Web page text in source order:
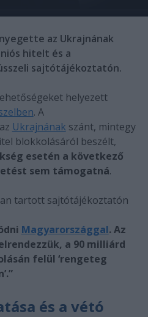
az Ukrajnának
hitelt és a
sajtótájékoztatón.
helyezett
. A
Ukrajnának szánt, mintegy
blokkolásáról beszélt,
esetén a következő
sem támogatná.
tartott sajtótájékoztatón
Magyarországgal. Az
a 90 milliárd
felül ‘rengeteg
és a vétó